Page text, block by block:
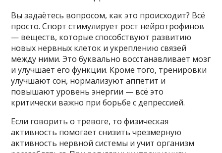
Вы задаётесь вопросом, как это происходит? Всё
просто. Спорт стимулирует рост нейротрофинов
— веществ, которые способствуют развитию
новых нервных клеток и укреплению связей
между ними. Это буквально восстанавливает мозг
и улучшает его функции. Кроме того, тренировки
улучшают сон, нормализуют аппетит и
повышают уровень энергии — всё это
критически важно при борьбе с депрессией.
Если говорить о тревоге, то физическая
активность помогает снизить чрезмерную
активность нервной системы и учит организм